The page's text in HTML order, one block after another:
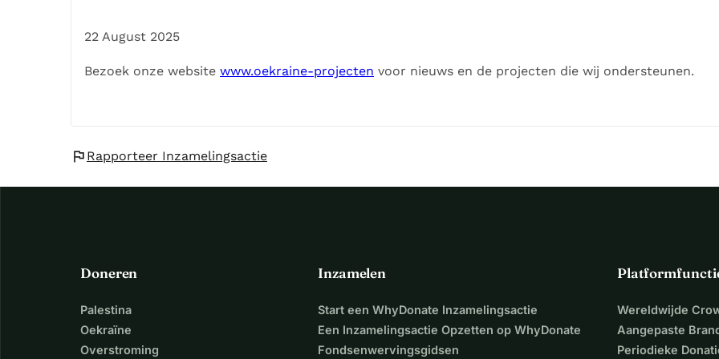
(keukengerei, oventjes, bestek etc. tbv vluchtelingen)
22 August 2025
Bezoek onze website www.oekraine-projecten voor nieuws en de projecten die wij ondersteunen.
flag Rapporteer Inzamelingsactie
Doneren
Palestina
Oekraïne
Overstroming
Inzamelen
Start een WhyDonate Inzamelingsactie
Een Inzamelingsactie Opzetten op WhyDonate
Fondsenwervingsgidsen
Wereldwijde
Aangepaste
Periodieke